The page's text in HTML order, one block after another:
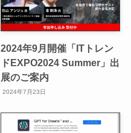
2024年9月開催「ITトレン
ドEXPO2024 Summer」出
展のご案内
2024年7月23日